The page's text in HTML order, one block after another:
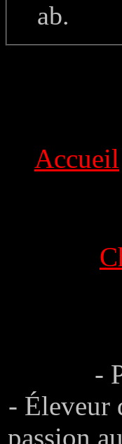
ab.
Accueil
-
- Éleveur
passion